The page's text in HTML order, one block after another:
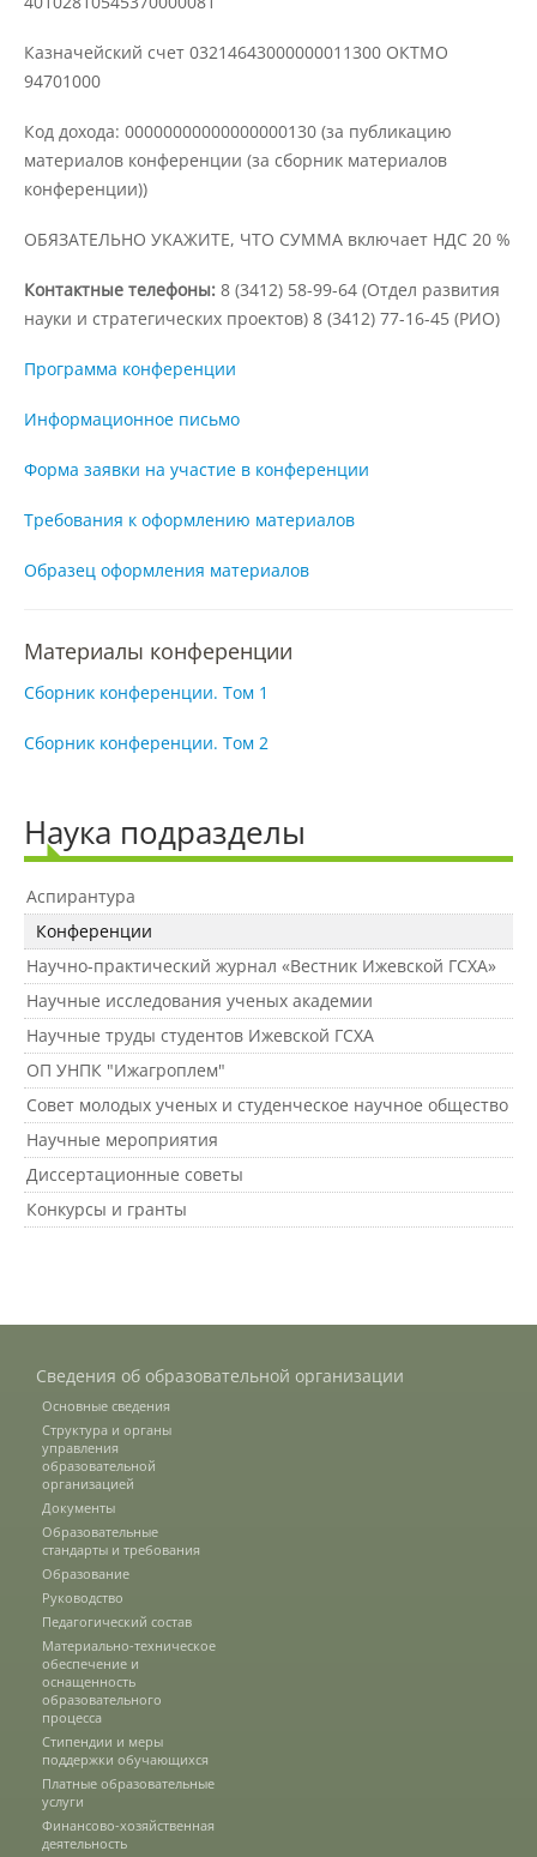
Предотвращение кризисных ситуаций
Ответственность за разжигание
межнациональной розни
Конкурсы и вакансии
Контакты
Банковские реквизиты
Наши услуги
Международная деятельность
Зарубежные стажировки
Иностранным студентам
Документы
Зарубежные стипендиальные
программы
Попечительский совет
Гордость университета
Ученый совет
Кадры в АПК
О федеральном проекте "Кадры в АПК"
Документы
Казначейский счет 03214643000000011300 ОКТМО
94701000
Код дохода: 00000000000000000130 (за публикацию
материалов конференции (за сборник материалов
конференции))
ОБЯЗАТЕЛЬНО УКАЖИТЕ, ЧТО СУММА включает НДС 20 %
Контактные телефоны: 8 (3412) 58-99-64 (Отдел развития
науки и стратегических проектов) 8 (3412) 77-16-45 (РИО)
Программа конференции
Информационное письмо
Форма заявки на участие в конференции
Требования к оформлению материалов
Образец оформления материалов
Материалы конференции
Сборник конференции. Том 1
Сборник конференции. Том 2
Наука подразделы
Аспирантура
Конференции
Научно-практический журнал «Вестник Ижевской ГСХА»
Научные исследования ученых академии
Научные труды студентов Ижевской ГСХА
ОП УНПК "Ижагроплем"
Совет молодых ученых и студенческое научное общество
Научные мероприятия
Диссертационные советы
Конкурсы и гранты
Сведения об образовательной организации
Основные сведения
Структура и органы
управления
образовательной
организацией
Документы
Образовательные
стандарты и требования
Образование
Руководство
Педагогический состав
Материально-техническое
обеспечение и
оснащенность
образовательного
процесса
Стипендии и меры
поддержки обучающихся
Платные образовательные
услуги
Финансово-хозяйственная
деятельность